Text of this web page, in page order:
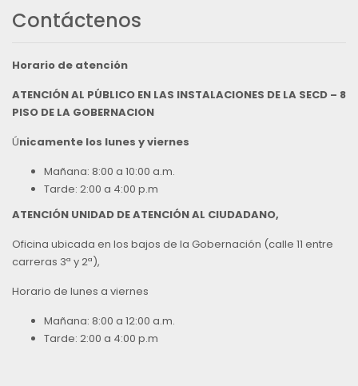
Contáctenos
Horario de atención
ATENCIÓN AL PÚBLICO EN LAS INSTALACIONES DE LA SECD – 8
PISO DE LA GOBERNACION
Únicamente los lunes y viernes
Mañana: 8:00 a 10:00 a.m.
Tarde: 2:00 a 4:00 p.m
ATENCIÓN UNIDAD DE ATENCIÓN AL CIUDADANO,
Oficina ubicada en los bajos de la Gobernación (calle 11 entre
carreras 3ª y 2ª),
Horario de lunes a viernes
Mañana: 8:00 a 12:00 a.m.
Tarde: 2:00 a 4:00 p.m